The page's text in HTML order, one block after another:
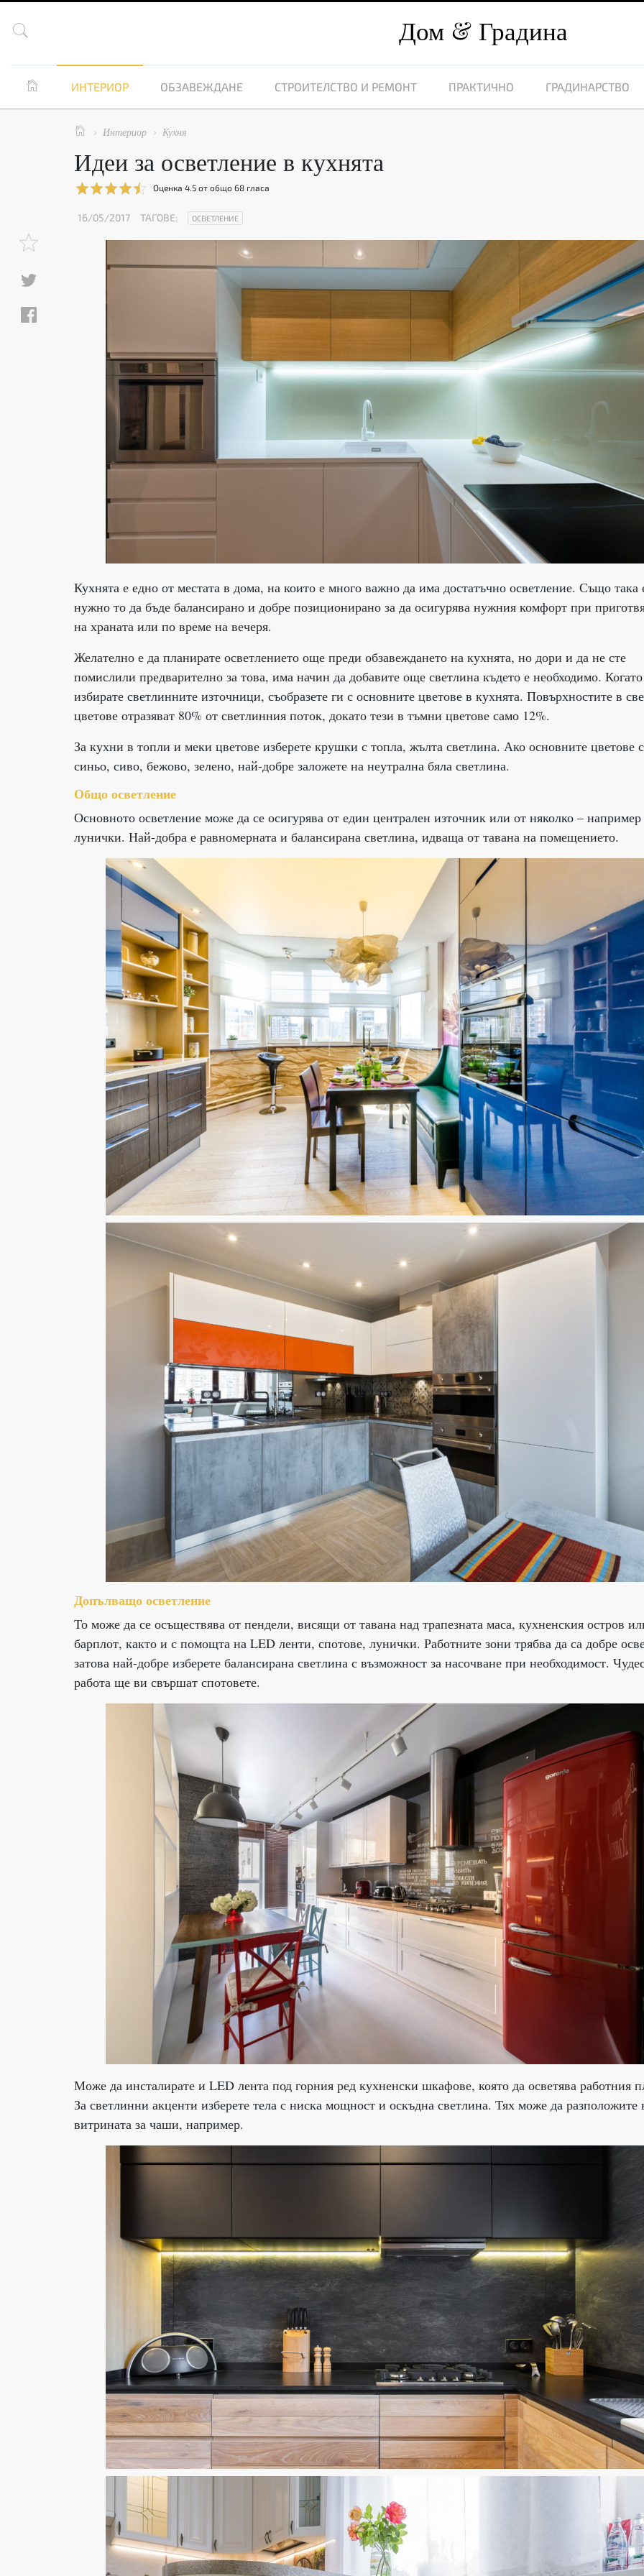
 Дом Градина
 ИНТЕРИОР ОБЗАВЕЖДАНЕ СТРОИТЕЛСТВО И РЕМОНТ ПРАКТИЧНО ГРАДИНАРСТВО
  Интериор  Кухня
Идеи за осветление в кухнята
Оценка 4.5от общо 68гласа
16/05/2017 ТАГОВЕ: ОСВЕТЛЕНИЕ
Кухнята е едно от местата в дома, на които е много важно да има достатъчно осветление. Също така
нужно то да бъде балансирано и добре позиционирано за да осигурява нужния комфорт при
на храната или по време на вечеря.
Желателно е да планирате осветлението още преди обзавеждането на кухнята, но дори и да не сте
помислили предварително за това, има начин да добавите още светлина където е необходимо. Когато
избирате светлинните източници, съобразете ги с основните цветове в кухнята. Повърхностите в
цветове отразяват 80% от светлинния поток, докато тези в тъмни цветове само 12%.
За кухни в топли и меки цветове изберете крушки с топла, жълта светлина. Ако основните цветове
синьо, сиво, бежово, зелено, най-добре заложете на неутрална бяла светлина.
Общо осветление
Основното осветление може да се осигурява от един централен източник или от няколко –
лунички. Най-добра е равномерната и балансирана светлина, идваща от тавана на помещението.
Допълващо осветление
То може да се осъществява от пендели, висящи от тавана над трапезната маса, кухненския остров
барплот, както и с помощта на LED ленти, спотове, лунички. Работните зони трябва да са добре
затова най-добре изберете балансирана светлина с възможност за насочване при необходимост.
работа ще ви свършат спотовете.
Може да инсталирате и LED лента под горния ред кухненски шкафове, която да осветява работния
За светлинни акценти изберете тела с ниска мощност и оскъдна светлина. Тях може да разположите
витрината за чаши, например.